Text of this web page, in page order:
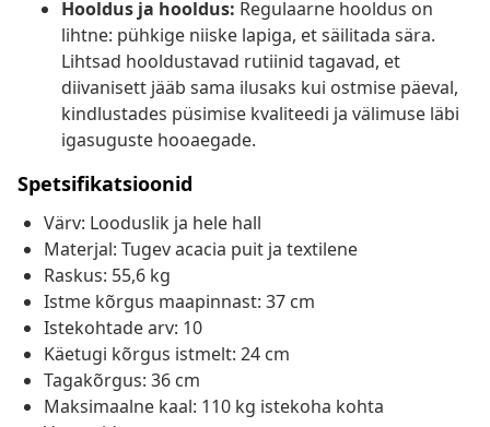
Hooldus ja hooldus: Regulaarne hooldus on
lihtne: pühkige niiske lapiga, et säilitada sära.
Lihtsad hooldustavad rutiinid tagavad, et
diivanisett jääb sama ilusaks kui ostmise päeval,
kindlustades püsimise kvaliteedi ja välimuse läbi
igasuguste hooaegade.
Spetsifikatsioonid
Värv: Looduslik ja hele hall
Materjal: Tugev acacia puit ja textilene
Raskus: 55,6 kg
Istme kõrgus maapinnast: 37 cm
Istekohtade arv: 10
Käetugi kõrgus istmelt: 24 cm
Tagakõrgus: 36 cm
Maksimaalne kaal: 110 kg istekoha kohta